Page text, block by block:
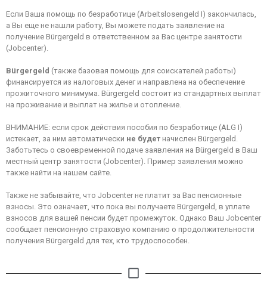
Если Ваша помощь по безработице (Arbeitslosengeld I) закончилась,
а Вы еще не нашли работу, Вы можете подать заявление на
получение Bürgergeld в ответственном за Вас центре занятости
(Jobcenter).
Bürgergeld (также базовая помощь для соискателей работы)
финансируется из налоговых денег и направлена на обеспечение
прожиточного минимума. Bürgergeld состоит из стандартных выплат
на проживание и выплат на жилье и отопление.
ВНИМАНИЕ: если срок действия пособия по безработице (ALG I)
истекает, за ним автоматически не будет начислен Bürgergeld.
Заботьтесь о своевременной подаче заявления на Bürgergeld в Ваш
местный центр занятости (Jobcenter). Пример заявления можно
также найти на нашем сайте.
Также не забывайте, что Jobcenter не платит за Вас пенсионные
взносы. Это означает, что пока вы получаете Bürgergeld, в уплате
взносов для вашей пенсии будет промежуток. Однако Ваш Jobcenter
сообщает пенсионную страховую компанию о продолжительности
получения Bürgergeld для тех, кто трудоспособен.